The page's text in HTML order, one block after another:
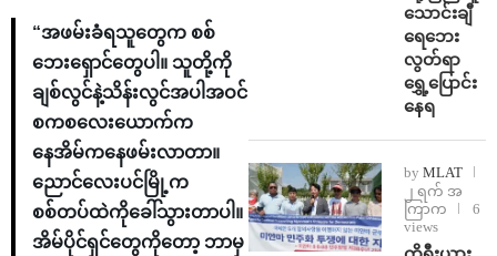
“အဖမ်းခံရသူတွေက စစ်
ဘေးရှောင်တွေပါ။ သူတို့ကို
ချစ်လွင်နဲ့သိန်းလွင်အပါအဝင်
စကစလေးယောက်က
နေအိမ်ကနေဖမ်းလာတာ။
ညောင်လေးပင်မြို့က
စစ်တပ်ထဲကိုခေါ်သွားတာပါ။
အိမ်ပိုင်ရှင်တွေကိုတော့ ဘာမှ
သောင်းချီ
ရေဘေး
လွတ်ရာ
ရွှေ့ပြောင်း
နေရ
by MLAT
၂ ရက် အ
ကြာက
6
views